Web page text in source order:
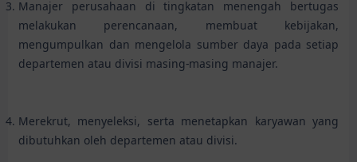
Manajer perusahaan di tingkatan menengah bertugas
melakukan perencanaan, membuat kebijakan,
mengumpulkan dan mengelola sumber daya pada setiap
departemen atau divisi masing-masing manajer.
Merekrut, menyeleksi, serta menetapkan karyawan yang
dibutuhkan oleh departemen atau divisi.